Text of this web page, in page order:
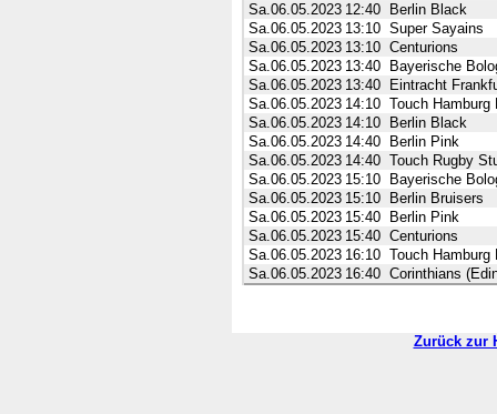
Sa.06.05.2023 12:40
Berlin Black
Sa.06.05.2023 13:10 Super Sayains
Sa.06.05.2023 13:10 Centurions
Sa.06.05.2023 13:40
Bayerische
Sa.06.05.2023 13:40
Eintracht
Sa.06.05.2023 14:10 Touch Hamburg
Sa.06.05.2023 14:10
Berlin Black
Sa.06.05.2023 14:40
Berlin Pink
Sa.06.05.2023 14:40 Touch Rugby
Sa.06.05.2023 15:10
Bayerische
Sa.06.05.2023 15:10
Berlin Bruisers
Sa.06.05.2023 15:40
Berlin Pink
Sa.06.05.2023 15:40 Centurions
Sa.06.05.2023 16:10 Touch Hamburg
Sa.06.05.2023 16:40 Corinthians
Zurück zur